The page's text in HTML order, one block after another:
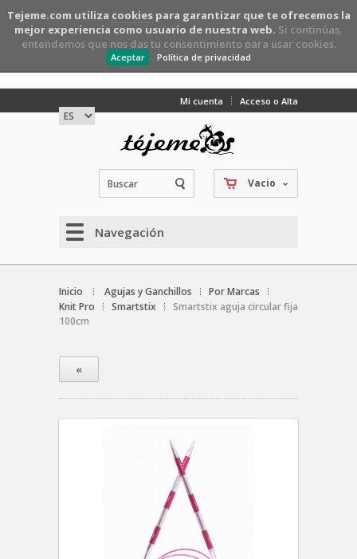
Tejeme.com utiliza cookiespara garantizar que te ofrecemos la
mejor experiencia como usuario de nuestra web. Si continúas,
entendemos que nos das tu consentimiento para usar cookies.
Aceptar Política de privacidad
Mi cuenta Acceso o Alta
Vacio
Navegación
Inicio Agujas y Ganchillos
Por Marcas
Knit Pro
Smartstix
Smartstix aguja circular fija
100cm
«